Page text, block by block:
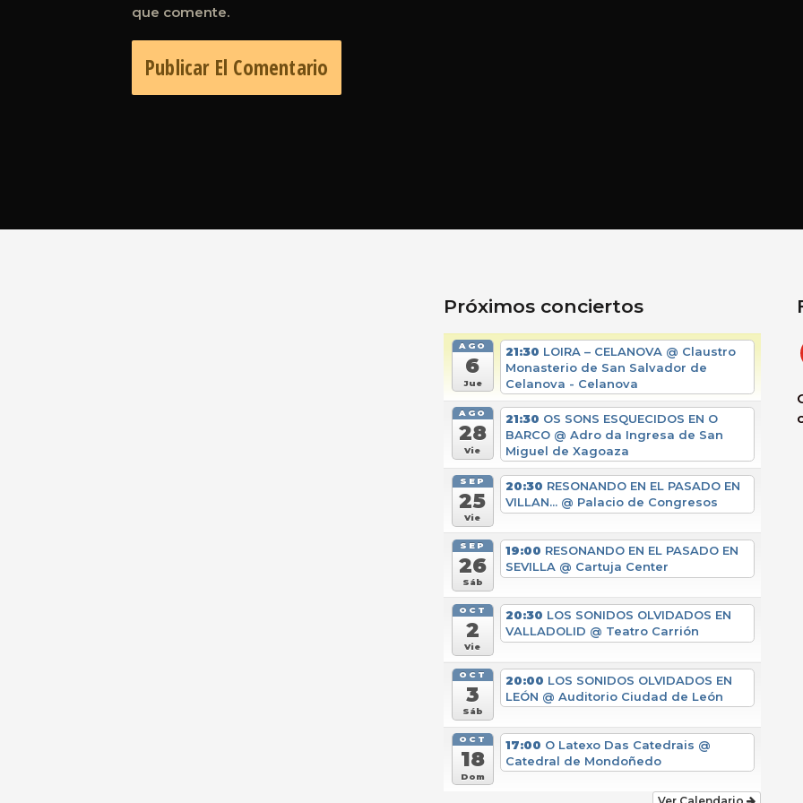
que comente.
Próximos conciertos
AGO
6
Jue
21:30 LOIRA – CELANOVA @ Claustro
Monasterio de San Salvador de
Celanova - Celanova
AGO
28
Vie
21:30 OS SONS ESQUECIDOS EN O
BARCO @ Adro da Ingresa de San
Miguel de Xagoaza
SEP
25
Vie
20:30 RESONANDO EN EL PASADO EN
VILLAN... @ Palacio de Congresos
SEP
26
Sáb
19:00 RESONANDO EN EL PASADO EN
SEVILLA @ Cartuja Center
OCT
2
Vie
20:30 LOS SONIDOS OLVIDADOS EN
VALLADOLID @ Teatro Carrión
OCT
3
Sáb
20:00 LOS SONIDOS OLVIDADOS EN
LEÓN @ Auditorio Ciudad de León
OCT
18
Dom
17:00 O Latexo Das Catedrais @
Catedral de Mondoñedo